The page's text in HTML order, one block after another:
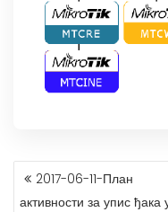
КРЕТАЊЕ
ЧЛАНКА
2017-06-11-План
активности за упис ђака